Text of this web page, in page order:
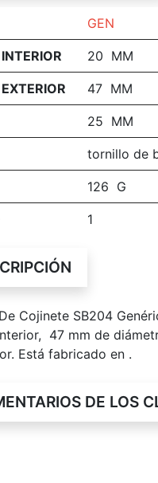
GEN
20 MM
47 MM
25 MM
tornillo de
126 G
1
Cojinete SB204
47 mm de
Está fabricado en .
DE LOS